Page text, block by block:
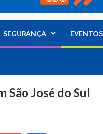
SEGURANÇA EVENTOS
São José do Sul